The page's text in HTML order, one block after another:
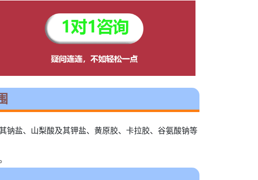
钠盐、山梨酸及其钾盐、黄原胶、卡拉胶、谷氨酸钠等